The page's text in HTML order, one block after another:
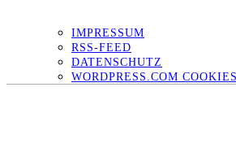
IMPRESSUM
RSS-FEED
DATENSCHUTZ
WORDPRESS.COM